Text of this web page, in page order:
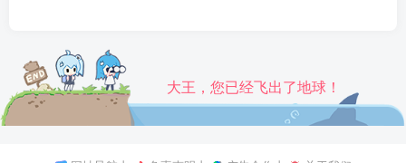
大王，您已经飞出了地球！